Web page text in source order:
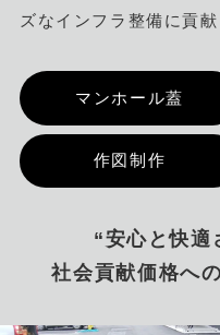
ズなインフラ整備に貢献
マンホール蓋
作図制作
“安心と快適
社会貢献価格へ